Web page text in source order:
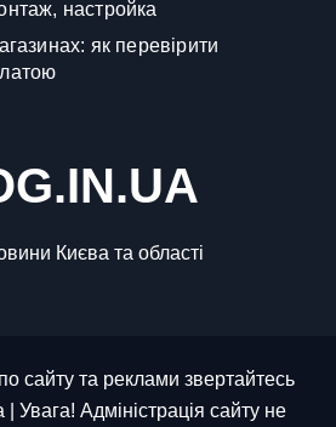
настройка
як перевірити
Києва та області
сайту та реклами звертайтесь
Увага! Адміністрація сайту не